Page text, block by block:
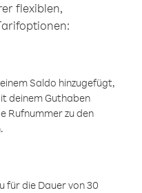
flexiblen,
Saldo hinzugefügt,
deinem Guthaben
Rufnummer zu den
für die Dauer von 30